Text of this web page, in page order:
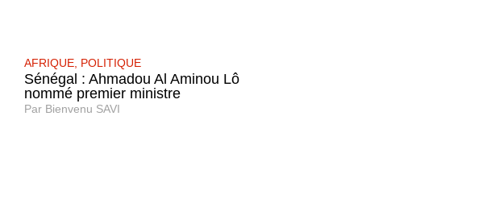
AFRIQUE POLITIQUE
Sénégal : Ahmadou Al Aminou Lô
nommé premier ministre
Par Bienvenu SAVI